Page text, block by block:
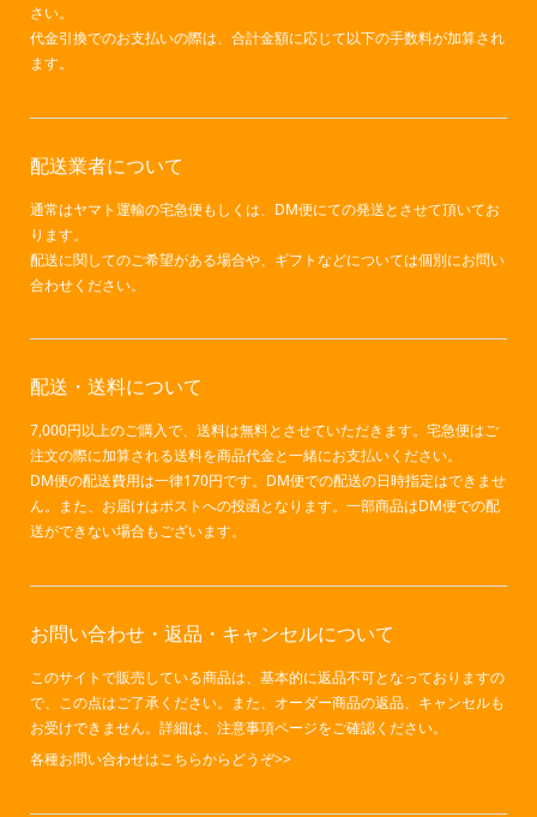
さい。
代金引換でのお支払いの際は、合計金額に応じて以下の手数料が加算され
ます。
配送業者について
通常はヤマト運輸の宅急便もしくは、DM便にての発送とさせて頂いてお
ります。
配送に関してのご希望がある場合や、ギフトなどについては個別にお問い
合わせください。
配送・送料について
7,000円以上のご購入で、送料は無料とさせていただきます。宅急便はご
注文の際に加算される送料を商品代金と一緒にお支払いください。
DM便の配送費用は一律170円です。DM便での配送の日時指定はできませ
ん。また、お届けはポストへの投函となります。一部商品はDM便での配
送ができない場合もございます。
お問い合わせ・返品・キャンセルについて
このサイトで販売している商品は、基本的に返品不可となっておりますの
で、この点はご了承ください。また、オーダー商品の返品、キャンセルも
お受けできません。詳細は、注意事項ページをご確認ください。
各種お問い合わせはこちらからどうぞ>>